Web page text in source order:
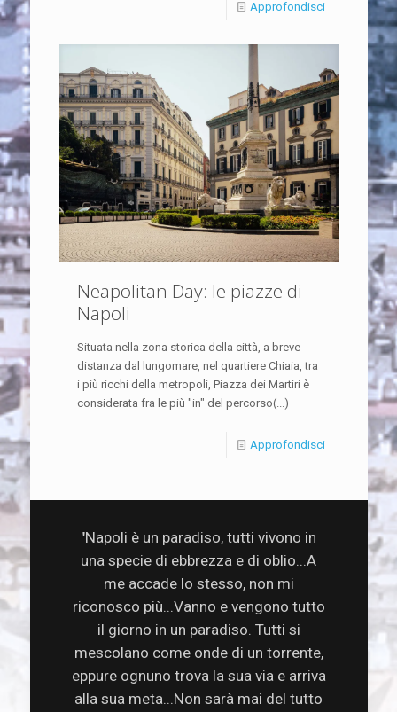
Approfondisci
Neapolitan Day: le piazze di
Napoli
Situata nella zona storica della città, a breve
distanza dal lungomare, nel quartiere Chiaia, tra
i più ricchi della metropoli, Piazza dei Martiri è
considerata fra le più "in" del percorso(...)
Approfondisci
"Napoli è un paradiso, tutti vivono in
una specie di ebbrezza e di oblio...A
me accade lo stesso, non mi
riconosco più...Vanno e vengono tutto
il giorno in un paradiso. Tutti si
mescolano come onde di un torrente,
eppure ognuno trova la sua via e arriva
alla sua meta...Non sarà mai del tutto